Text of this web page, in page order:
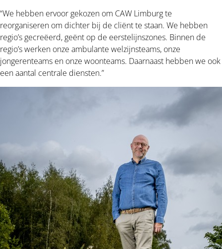
“We hebben ervoor gekozen om CAW Limburg te
reorganiseren om dichter bij de cliënt te staan. We hebben
regio’s gecreëerd, geënt op de eerstelijnszones. Binnen de
regio’s werken onze ambulante welzijnsteams, onze
jongerenteams en onze woonteams. Daarnaast hebben we ook
een aantal centrale diensten.”